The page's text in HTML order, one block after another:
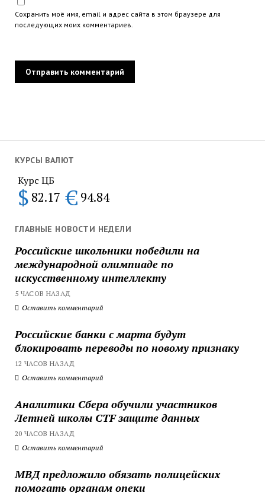
КУРСЫ ВАЛЮТ
Курс ЦБ
$ 82.17 € 94.84
ГЛАВНЫЕ НОВОСТИ НЕДЕЛИ
Российские школьники победили на
международной олимпиаде по
искусственному интеллекту
5 ЧАСОВ НАЗАД
Оставить комментарий
Российские банки с марта будут
блокировать переводы по новому признаку
12 ЧАСОВ НАЗАД
Оставить комментарий
Аналитики Сбера обучили участников
Летней школы CTF защите данных
20 ЧАСОВ НАЗАД
Оставить комментарий
МВД предложило обязать полицейских
помогать органам опеки
Сохранить моё имя, email и адрес сайта в этом браузере для
последующих моих комментариев.